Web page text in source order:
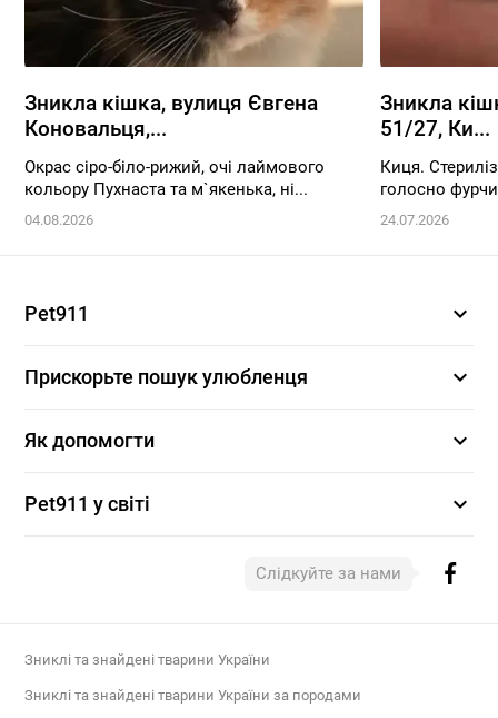
Зникла кішка, вулиця Євгена
Коновальця,...
Окрас сіро-біло-рижий, очі лаймового
кольору Пухнаста та м`якенька, ні...
04.08.2026
Зникла
51/27, Ки...
Киця.
голосно
24.07.2026
Pet911 expand_more
Прискорьте пошук улюбленця expand_more
Як допомогти expand_more
Pet911 у світі expand_more
Слідкуйте за нами
Зниклі та знайдені тварини України
Зниклі та знайдені тварини України за породами